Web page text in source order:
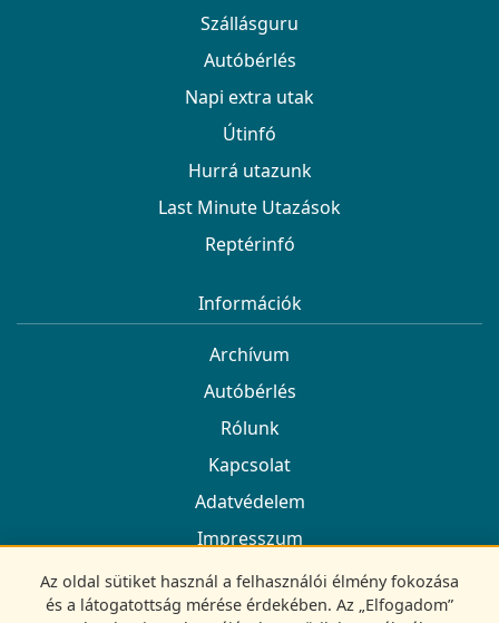
Szállásguru
Autóbérlés
Napi extra utak
Útinfó
Hurrá utazunk
Last Minute Utazások
Reptérinfó
Információk
Archívum
Autóbérlés
Rólunk
Kapcsolat
Adatvédelem
Impresszum
Kövess minket
Az oldal sütiket használ a felhasználói élmény fokozása
és a látogatottság mérése érdekében. Az „Elfogadom”